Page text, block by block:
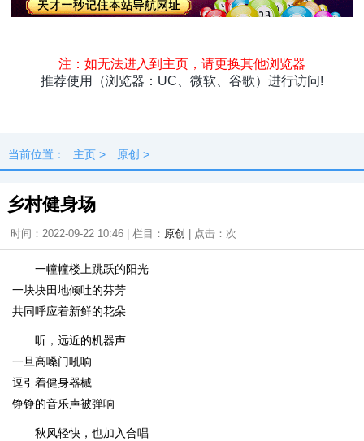
最新
快料 独闻 本地
当前位置： 主页 > 原创 >
乡村健身场
时间：2022-09-22 10:46 | 栏目： 原创 | 点击： 次
一幢幢楼上跳跃的阳光
一块块田地倾吐的芬芳
共同呼应着新鲜的花朵
听，远近的机器声
一旦高嗓门吼响
逗引着健身器械
铮铮的音乐声被弹响
秋风轻快，也加入合唱